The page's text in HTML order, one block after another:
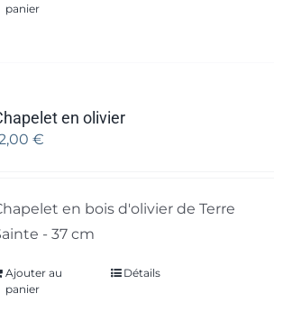
panier
en olivier
€
en bois d'olivier de Terre
- 37 cm
Ajouter au
panier
Détails